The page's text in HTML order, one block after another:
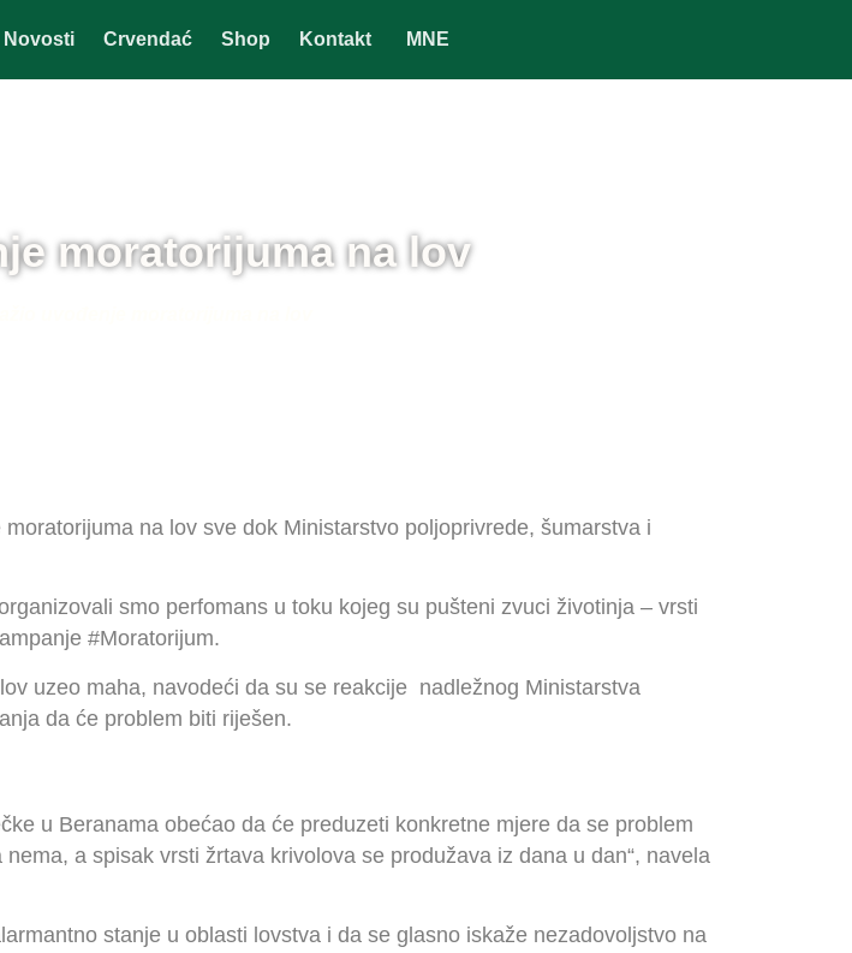
Novosti Crvendać Shop Kontakt MNE
moratorijuma na lov
na lov sve dok Ministarstvo poljoprivrede, šumarstva i
smo perfomans u toku kojeg su pušteni zvuci životinja – vrsti
#Moratorijum.
uzeo maha, navodeći da su se reakcije nadležnog Ministarstva
da će problem biti riješen.
u Beranama obećao da će preduzeti konkretne mjere da se problem
a spisak vrsti žrtava krivolova se produžava iz dana u dan“, navela
stanje u oblasti lovstva i da se glasno iskaže nezadovoljstvo na